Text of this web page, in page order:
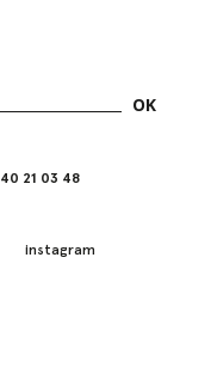
21 03 48
instagram